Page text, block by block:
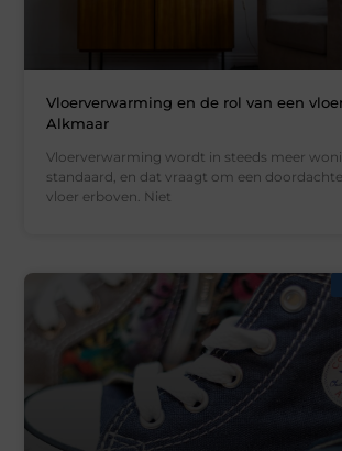
Vloerverwarming en de rol van een
Alkmaar
Vloerverwarming wordt in steeds meer
standaard, en dat vraagt om een
vloer erboven. Niet